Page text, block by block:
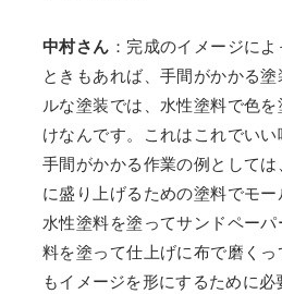
中村さん ：完成のイメージに
ときもあれば、手間がかかる
ルな塗装では、水性塗料で色
けなんです。これはこれでい
手間がかかる作業の例として
に盛り上げるための塗料でモ
水性塗料を塗ってサンドペー
料を塗って仕上げに布で磨く
もイメージを形にするために必